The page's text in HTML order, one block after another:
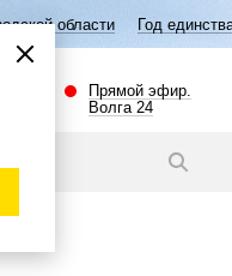
Год единства народов
Прямой эфир.
Волга 24